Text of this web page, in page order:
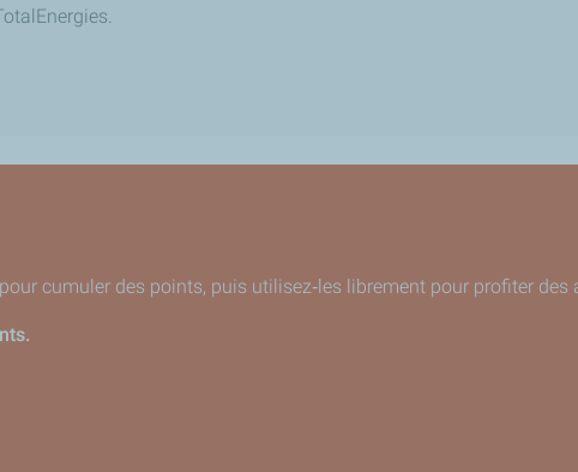
cumuler des points, puis utilisez‑les librement pour profiter des